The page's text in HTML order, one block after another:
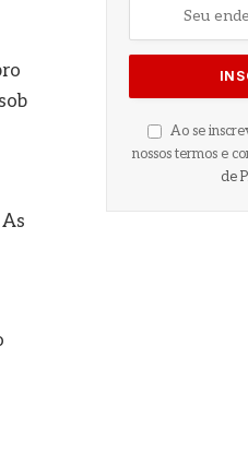
Ao se
nossos termos e
de